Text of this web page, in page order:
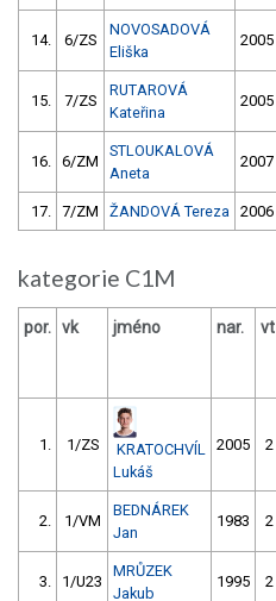
14. 6/ZS
NOVOSADOVÁ
Eliška
2005
15. 7/ZS
RUTAROVÁ
Kateřina
2005
16. 6/ZM
STLOUKALOVÁ
Aneta
2007
17. 7/ZM ŽANDOVÁ Tereza 2006
kategorie C1M
por. vk jméno nar. vt
1. 1/ZS
KRATOCHVÍL
Lukáš
2005 2
2. 1/VM
BEDNÁREK
Jan
1983 2
3. 1/U23
MRŮZEK
Jakub
1995 2